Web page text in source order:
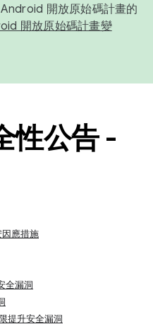
開放原始碼計畫的
開放原始碼計畫變
性公告 -
應措施
全漏洞
提升安全漏洞